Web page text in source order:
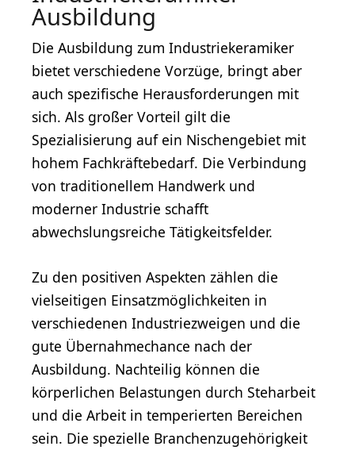
Ausbildung
Die Ausbildung zum Industriekeramiker
bietet verschiedene Vorzüge, bringt aber
auch spezifische Herausforderungen mit
sich. Als großer Vorteil gilt die
Spezialisierung auf ein Nischengebiet mit
hohem Fachkräftebedarf. Die Verbindung
von traditionellem Handwerk und
moderner Industrie schafft
abwechslungsreiche Tätigkeitsfelder.
Zu den positiven Aspekten zählen die
vielseitigen Einsatzmöglichkeiten in
verschiedenen Industriezweigen und die
gute Übernahmechance nach der
Ausbildung. Nachteilig können die
körperlichen Belastungen durch Steharbeit
und die Arbeit in temperierten Bereichen
sein. Die spezielle Branchenzugehörigkeit